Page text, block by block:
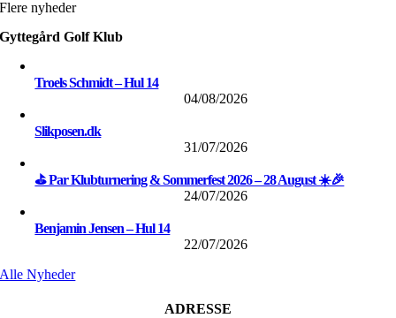
Flere nyheder
Gyttegård Golf Klub
Troels Schmidt – Hul 14
04/08/2026
Slikposen.dk
31/07/2026
⛳ Par Klubturnering & Sommerfest 2026 – 28 August ☀️🎉
24/07/2026
Benjamin Jensen – Hul 14
22/07/2026
Alle Nyheder
ADRESSE